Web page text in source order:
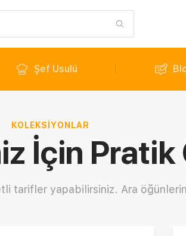
Şef Usulü
KOLEKSIYONLAR
İçin Pratik
tarifler yapabilirsiniz. Ara